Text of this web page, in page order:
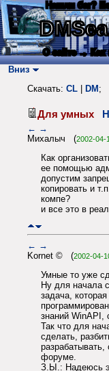
Нашли баг?
О сайте → Как
Вниз
Скачать: CL DM ;
Для умных
← →
Михалыч (2002-04-
Как
ее помощью
допустим
копировать и
компе?
и все это в
← →
Kornet © (2002-04-
Умные то уже
Ну для начала
задача,
знаний WinAPI,
Так что для
сделать,
форуме.
З.Ы.: Надеюсь